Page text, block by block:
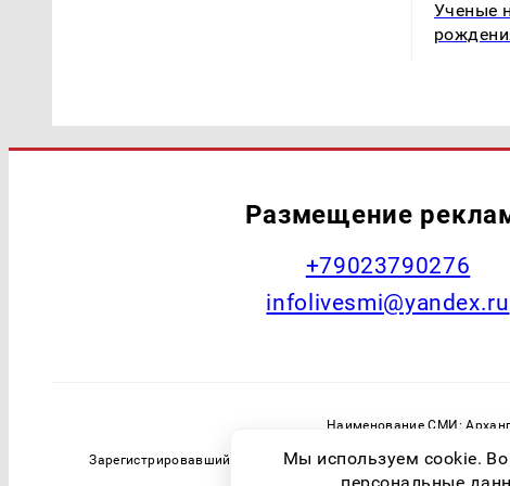
Ученые
Размещение
+79023790276
infolivesmi@yandex.ru
Наименование СМИ:
Зарегистрировавший орган: Федеральная служба по
Мы используем cookie.